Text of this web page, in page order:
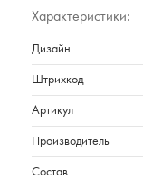
Характеристики:
Дизайн
Штрихкод
Артикул
Производитель
Состав